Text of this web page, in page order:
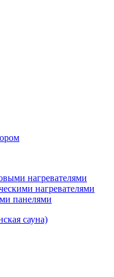
нагревателями
нагревателями
панелями
сауна)